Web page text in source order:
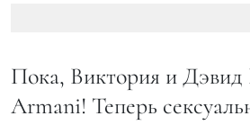
Пока, Виктория и Дэвид
Armani! Теперь